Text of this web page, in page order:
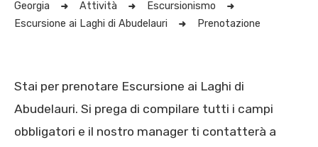
Georgia Attività
Escursionismo
Escursione ai Laghi di Abudelauri
Prenotazione
Stai per prenotare Escursione ai Laghi di
Abudelauri. Si prega di compilare tutti i campi
obbligatori e il nostro manager ti contatterà a